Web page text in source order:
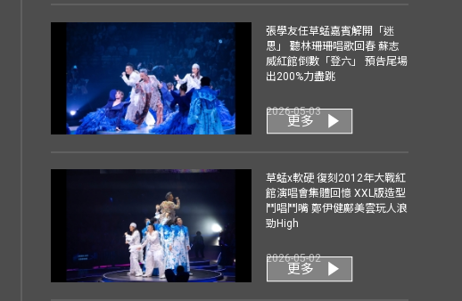
張學友任草蜢嘉賓解開「迷
思」 聽林珊珊唱歌回春 蘇志
威紅館倒數「登六」 預告尾場
出200%力盡跳
2026-05-03
更多
草蜢x軟硬 復刻2012年大戰紅
館演唱會集體回憶 XXL版造型
鬥唱鬥嘴 鄭伊健鄺美雲玩人浪
勁High
2026-05-02
更多